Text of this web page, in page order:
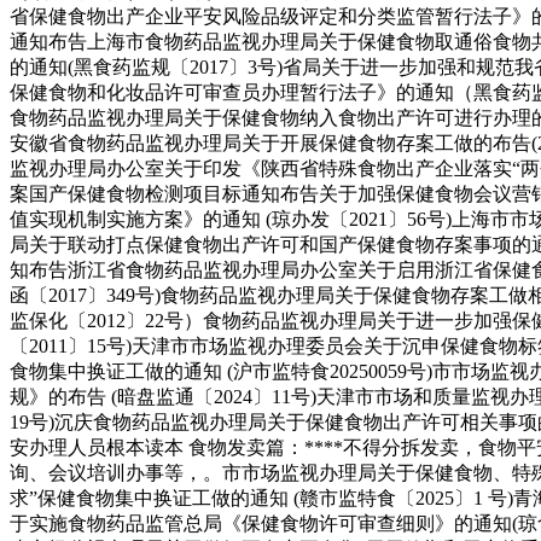
省保健食物出产企业平安风险品级评定和分类监管暂行法子
通知布告上海市食物药品监视办理局关于保健食物取通俗食
的通知(黑食药监规〔2017〕3号)省局关于进一步加强和规范
保健食物和化妆品许可审查员办理暂行法子》的通知（黑食
食物药品监视办理局关于保健食物纳入食物出产许可进行办
安徽省食物药品监视办理局关于开展保健食物存案工做的布
监视办理局办公室关于印发《陕西省特殊食物出产企业落实“
案国产保健食物检测项目标通知布告关于加强保健食物会议
值实现机制实施方案》的通知 (琼办发〔2021〕56号)上海市
局关于联动打点保健食物出产许可和国产保健食物存案事项
知布告浙江省食物药品监视办理局办公室关于启用浙江省保
函〔2017〕349号)食物药品监视办理局关于保健食物存案工
监保化〔2012〕22号）食物药品监视办理局关于进一步加强
〔2011〕15号)天津市市场监视办理委员会关于沉申保健食
食物集中换证工做的通知 (沪市监特食20250059号)市市场监
规》的布告 (暗盘监通〔2024〕11号)天津市市场和质量监视
19号)沉庆食物药品监视办理局关于保健食物出产许可相关事
安办理人员根本读本 食物发卖篇：****不得分拆发卖，食物
询、会议培训办事等，。市市场监视办理局关于保健食物、
求”保健食物集中换证工做的通知 (赣市监特食〔2025〕1 号)
于实施食物药品监管总局《保健食物许可审查细则》的通知(